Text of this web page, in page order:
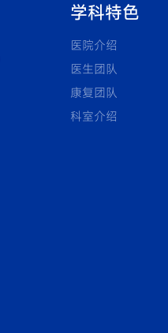
学科特色
医院介绍
医生团队
康复团队
科室介绍